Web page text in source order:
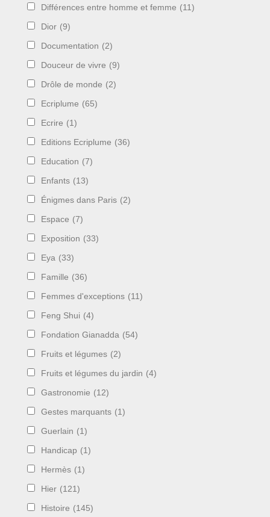
Différences entre homme et femme (11)
Dior (9)
Documentation (2)
Douceur de vivre (9)
Drôle de monde (2)
Ecriplume (65)
Ecrire (1)
Editions Ecriplume (36)
Education (7)
Enfants (13)
Énigmes dans Paris (2)
Espace (7)
Exposition (33)
Eya (33)
Famille (36)
Femmes d'exceptions (11)
Feng Shui (4)
Fondation Gianadda (54)
Fruits et légumes (2)
Fruits et légumes du jardin (4)
Gastronomie (12)
Gestes marquants (1)
Guerlain (1)
Handicap (1)
Hermès (1)
Hier (121)
Histoire (145)